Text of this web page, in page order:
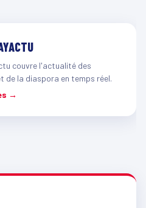
couvre l'actualité des
de la diaspora en temps réel.
→